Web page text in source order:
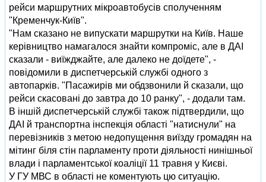
рейси маршрутних мікроавтобусів сполученням
"Кременчук-Київ".
"Нам сказано не випускати маршрутки на Київ. Наше
керівництво намагалося знайти компроміс, але в ДАІ
сказали - виїжджайте, але далеко не доїдете", -
повідомили в диспетчерській службі одного з
автопарків. "Пасажирів ми обдзвонили й сказали, що
рейси скасовані до завтра до 10 ранку", - додали там.
В іншій диспетчерській службі також підтвердили, що
ДАІ й транспортна інспекція області "натиснули" на
перевізників з метою недопущення виїзду громадян на
мітинг біля стін парламенту проти діяльності нинішньої
влади і парламентської коаліції 11 травня у Києві.
У ГУ МВС в області не коментують цю ситуацію.